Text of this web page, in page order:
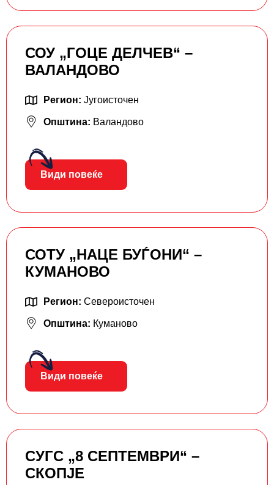
СОУ „ГОЦЕ ДЕЛЧЕВ“ –
ВАЛАНДОВО
Регион: Југоисточен
Општина: Валандово
Види повеќе
СОТУ „НАЦЕ БУЃОНИ“ –
КУМАНОВО
Регион: Североисточен
Општина: Куманово
Види повеќе
СУГС „8 СЕПТЕМВРИ“ –
СКОПЈЕ